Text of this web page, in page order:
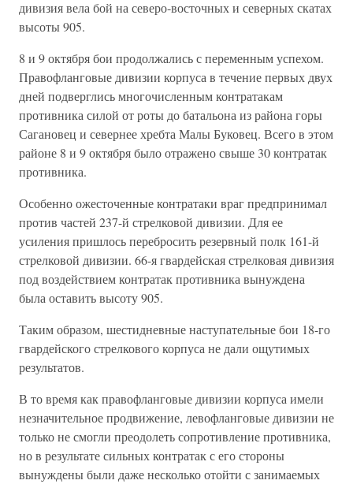
дивизия вела бой на северо-восточных и северных скатах
высоты 905.
8 и 9 октября бои продолжались с переменным успехом.
Правофланговые дивизии корпуса в течение первых двух
дней подверглись многочисленным контратакам
противника силой от роты до батальона из района горы
Сагановец и севернее хребта Малы Буковец. Всего в этом
районе 8 и 9 октября было отражено свыше 30 контратак
противника.
Особенно ожесточенные контратаки враг предпринимал
против частей 237-й стрелковой дивизии. Для ее
усиления пришлось перебросить резервный полк 161-й
стрелковой дивизии. 66-я гвардейская стрелковая дивизия
под воздействием контратак противника вынуждена
была оставить высоту 905.
Таким образом, шестидневные наступательные бои 18-го
гвардейского стрелкового корпуса не дали ощутимых
результатов.
В то время как правофланговые дивизии корпуса имели
незначительное продвижение, левофланговые дивизии не
только не смогли преодолеть сопротивление противника,
но в результате сильных контратак с его стороны
вынуждены были даже несколько отойти с занимаемых